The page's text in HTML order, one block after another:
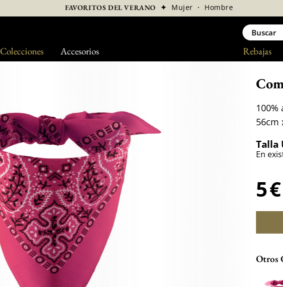
Colecciones Accesorios Rebajas
FAVORITOS DEL VERANO ✦ Mujer · Hombre
100%
56cm
Talla
En
5€
Otros